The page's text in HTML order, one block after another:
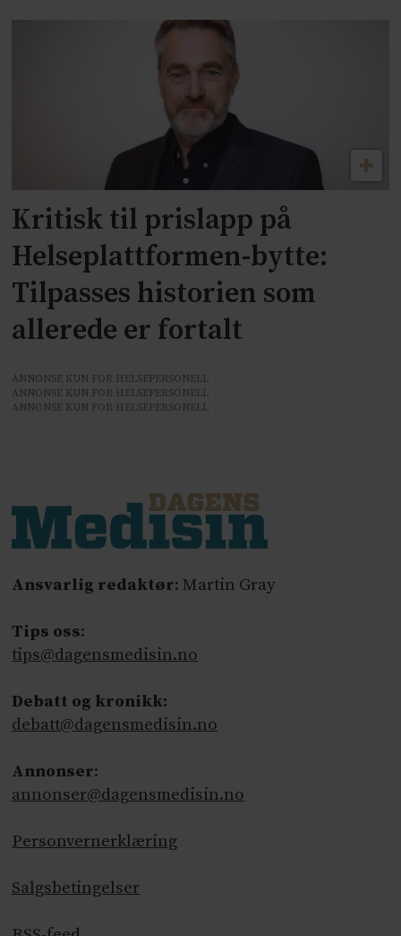
Kritisk til prislapp på
Helseplattformen-bytte:
Tilpasses historien som
allerede er fortalt
ANNONSE KUN FOR HELSEPERSONELL
ANNONSE KUN FOR HELSEPERSONELL
ANNONSE KUN FOR HELSEPERSONELL
Ansvarlig redaktør: Martin Gray
Tips oss:
tips@dagensmedisin.no
Debatt og kronikk:
debatt@dagensmedisin.no
Annonser:
annonser@dagensmedisin.no
Personvernerklæring
Salgsbetingelser